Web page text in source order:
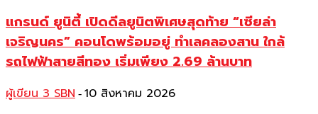
แกรนด์ ยูนิตี้ เปิดดีลยูนิตพิเศษสุดท้าย “เซียล่า
เจริญนคร” คอนโดพร้อมอยู่ ทำเลคลองสาน ใกล้
รถไฟฟ้าสายสีทอง เริ่มเพียง 2.69 ล้านบาท
ผู้เขียน 3 SBN - 10 สิงหาคม 2026